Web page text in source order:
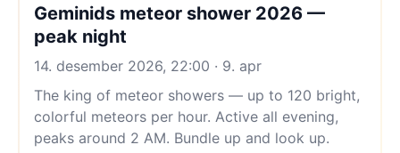
Geminids meteor shower 2026 —
peak night
14. desember 2026, 22:00 · 9. apr
The king of meteor showers — up to 120 bright,
colorful meteors per hour. Active all evening,
peaks around 2 AM. Bundle up and look up.